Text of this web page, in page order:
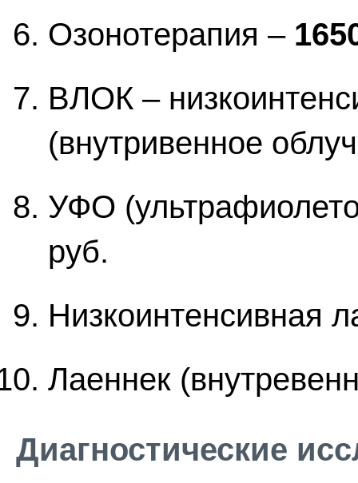
Озонотерапия –
ВЛОК –
(внутривенное
УФО
руб.
Низкоинтенсивная
Лаеннек
Диагностические